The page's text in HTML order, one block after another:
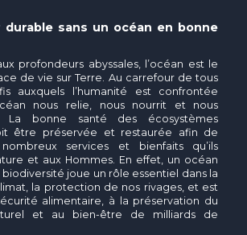
sans un océan en bonne
profondeurs abyssales, l’océan est le
de vie sur Terre. Au carrefour de tous
auxquels l’humanité est confrontée
nous relie, nous nourrit et nous
La bonne santé des écosystèmes
être préservée et restaurée afin de
services et bienfaits qu’ils
et aux Hommes. En effet, un océan
joue un rôle essentiel dans la
la protection de nos rivages, et est
alimentaire, à la préservation du
et au bien-être de milliards de